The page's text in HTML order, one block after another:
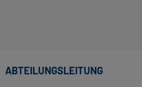
ABTEILUNGSLEITUNG